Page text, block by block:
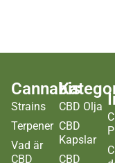
Cannabis
Strains
Terpener
Vad är
CBD
CBD Olja
CBD
Kapslar
CBD